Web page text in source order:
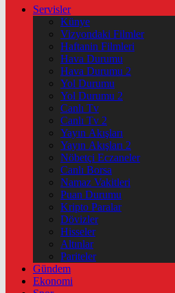
Servisler
Künye
Vizyondaki Filmler
Haftanin Filmleri
Hava Durumu
Hava Durumu 2
Yol Durumu
Yol Durumu 2
Canlı Tv
Canlı Tv 2
Yayın Akışları
Yayın Akışları 2
Nöbetçi Eczaneler
Canlı Borsa
Namaz Vakitleri
Puan Durumu
Kripto Paralar
Dövizler
Hisseler
Altınlar
Pariteler
Gündem
Ekonomi